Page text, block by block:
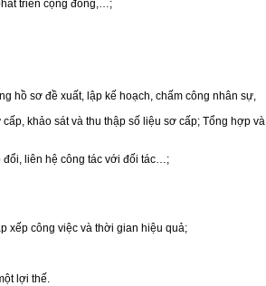
triển cộng đồng,…;
hồ sơ đề xuất, lập kế hoạch, chấm công nhân sự,
khảo sát và thu thập số liệu sơ cấp; Tổng hợp và
đổi, liên hệ công tác với đối tác…;
xếp công việc và thời gian hiệu quả;
lợi thế.